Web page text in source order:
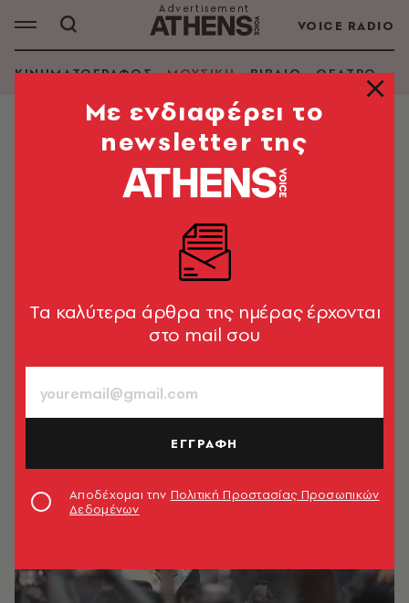
VOICE RADIO
ΚΙΝΗΜΑΤΟΓΡΑΦΟΣ ΜΟΥΣΙΚΗ ΒΙΒΛΙΟ ΘΕΑΤΡΟ -
Συναυλία Metallica στο ΟΑΚΑ:
Σήμερα η ιστορική βραδιά,
αναλυτικά ό,τι πρέπει να ξέρεις
Η θρυλική μπάντα είναι εδώ και ετοιμάζεται να
Mε ενδιαφέρει το
newsletter της
Tα καλύτερα άρθρα της ημέρας έρχονται
στο mail σου
ΕΓΓΡΑΦΗ
Αποδέχομαι την Πολιτική Προστασίας Προσωπικών
Δεδομένων